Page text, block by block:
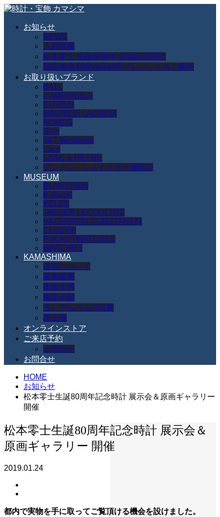
お知らせ
NEWS
入荷情報
松本零士 生誕80周年 特別記念時計
60回無金利Web完結型クレジットのご案内
お取り扱いブランド
BALL
CAMPANOLA
CITIZEN
MAURICE LACROIX
NOMOS
Sinn
J&T Windmills
Laco
LANG & HEYNE
アントン・シュナイダー鳩時計
MUSEUM
BLANCPAIN
B-Barrel
KELEK
JAEGER LECOULTRE
VACHERON CONSTANTIN
CLOCKS
POCKETWATCHES
WATCHES
KAMASHIMA
当店について
釜島顕勝
釜島光男
釜島光顕
古いアルバムの写真
所在地
オンラインストア
ご来店予約
お問合せ
お問合せ
HOME
お知らせ
松本零士生誕80周年記念時計 展示会＆原画ギャラリー
開催
松本零士生誕80周年記念時計 展示会＆
原画ギャラリー 開催
2019.01.24
都内で実物を手に取ってご覧頂ける機会を設けました。